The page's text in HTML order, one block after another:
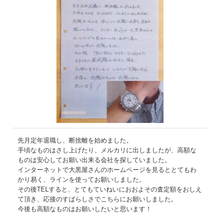
先月定年退職し、断捨離を始めました。
手頃なものはさし上げたり、メルカリに出しましたが、高額な
ものは安心してお願い出来る会社を探していました。
インターネットで大黒屋さんのホームページを見るととてもわ
かり易く、ラインを使ってお願いしました。
その後TELすると、とてもていねいにおおよその査定額をおしえ
て頂き、応接のすばらしさでこちらにお願いしました。
今後も高額なものはお願いしたいと思います！